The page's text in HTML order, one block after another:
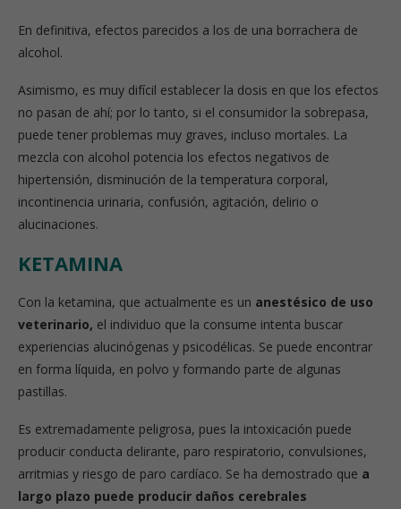
En definitiva, efectos parecidos a los de una borrachera de
alcohol.
Asimismo, es muy difícil establecer la dosis en que los efectos
no pasan de ahí; por lo tanto, si el consumidor la sobrepasa,
puede tener problemas muy graves, incluso mortales. La
mezcla con alcohol potencia los efectos negativos de
hipertensión, disminución de la temperatura corporal,
incontinencia urinaria, confusión, agitación, delirio o
alucinaciones.
KETAMINA
Con la ketamina, que actualmente es un anestésico de uso
veterinario, el individuo que la consume intenta buscar
experiencias alucinógenas y psicodélicas. Se puede encontrar
en forma líquida, en polvo y formando parte de algunas
pastillas.
Es extremadamente peligrosa, pues la intoxicación puede
producir conducta delirante, paro respiratorio, convulsiones,
arritmias y riesgo de paro cardíaco. Se ha demostrado que a
largo plazo puede producir daños cerebrales